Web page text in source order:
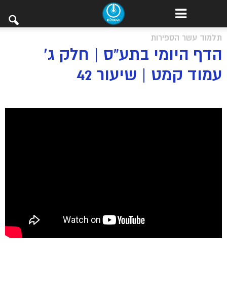
תלמוד עשר הספירות
הדף היומי בתע”ס | חלק ג’
עמוד קמט | שיעור 42